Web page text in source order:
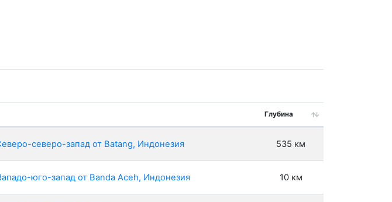
Глубина
северо-запад от Batang, Индонезия 535 км
юго-запад от Banda Aceh, Индонезия 10 км